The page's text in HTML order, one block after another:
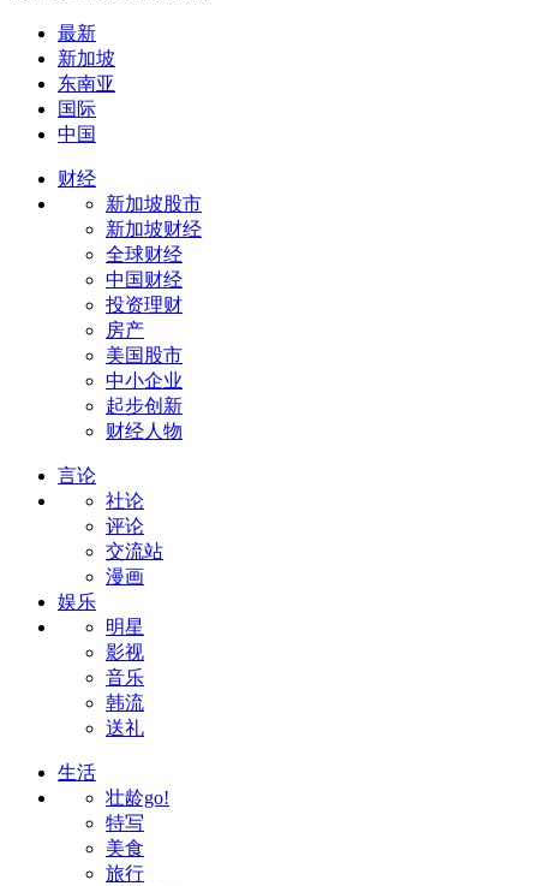
最新
新加坡
东南亚
国际
中国
财经
新加坡股市
新加坡财经
全球财经
中国财经
投资理财
房产
美国股市
中小企业
起步创新
财经人物
言论
社论
评论
交流站
漫画
娱乐
明星
影视
音乐
韩流
送礼
生活
壮龄go!
特写
美食
旅行